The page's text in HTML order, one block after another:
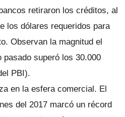
retiraron los créditos, al
los dólares requeridos para
Observan la magnitud el
superó los 30.000
PBI).
en la esfera comercial. El
del 2017 marcó un récord